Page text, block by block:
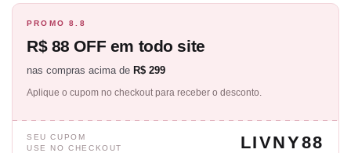
PROMO 8.8
R$ 88 OFF em todo site
nas compras acima de R$ 299
Aplique o cupom no checkout para receber o desconto.
SEU CUPOM
USE NO CHECKOUT
LIVNY88